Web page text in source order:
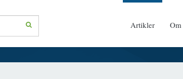
Artikler